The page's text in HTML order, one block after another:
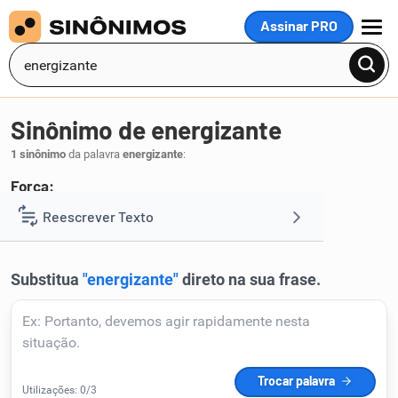
Assinar PRO
MENU
Reescrever Texto
Corrigir Texto
Sinônimo de energizante
1 sinônimo da palavra energizante:
Força:
1 tônico.